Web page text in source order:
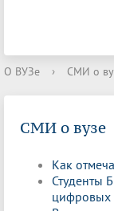
О ВУЗе › СМИ о
СМИ о вузе
Как
Студенты
цифровых